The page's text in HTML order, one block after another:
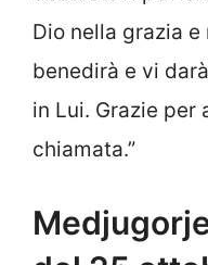
Dio nella grazia
benedirà e vi
in Lui. Grazie per
chiamata.”